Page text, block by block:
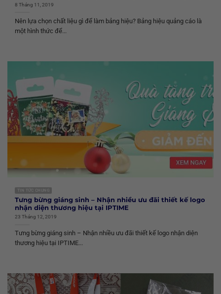
8 Tháng 11, 2019
Nên lựa chọn chất liệu gì để làm bảng hiệu? Bảng hiệu quảng cáo là
một hình thức để...
TIN TỨC CHUNG
Tưng bừng giáng sinh – Nhận nhiều ưu đãi thiết kế logo
nhận diện thương hiệu tại IPTIME
23 Tháng 12, 2019
Tưng bừng giáng sinh – Nhận nhiều ưu đãi thiết kế logo nhận diện
thương hiệu tại IPTIME...